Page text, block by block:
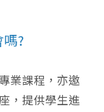
?
業課程，亦邀
，提供學生進